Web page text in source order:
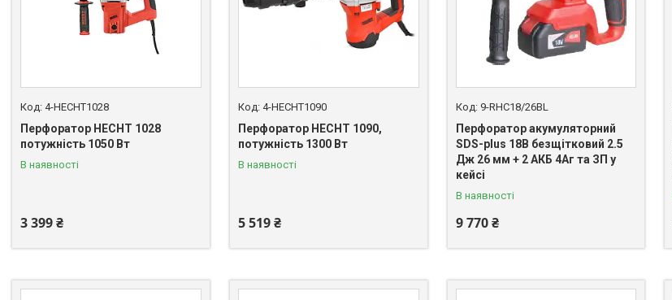
4-HECHT1028
Перфоратор HECHT 1028
потужність 1050 Вт
В наявності
3 399 ₴
4-HECHT1090
Перфоратор HECHT 1090,
потужність 1300 Вт
В наявності
5 519 ₴
9-RHC18/26BL
Перфоратор акумуляторний
SDS-plus 18В безщітковий 2.5
Дж 26 мм + 2 АКБ 4Аг та ЗП у
кейсі
В наявності
9 770 ₴